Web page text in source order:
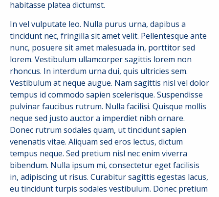
habitasse platea dictumst.
In vel vulputate leo. Nulla purus urna, dapibus a
tincidunt nec, fringilla sit amet velit. Pellentesque ante
nunc, posuere sit amet malesuada in, porttitor sed
lorem. Vestibulum ullamcorper sagittis lorem non
rhoncus. In interdum urna dui, quis ultricies sem.
Vestibulum at neque augue. Nam sagittis nisl vel dolor
tempus id commodo sapien scelerisque. Suspendisse
pulvinar faucibus rutrum. Nulla facilisi. Quisque mollis
neque sed justo auctor a imperdiet nibh ornare.
Donec rutrum sodales quam, ut tincidunt sapien
venenatis vitae. Aliquam sed eros lectus, dictum
tempus neque. Sed pretium nisl nec enim viverra
bibendum. Nulla ipsum mi, consectetur eget facilisis
in, adipiscing ut risus. Curabitur sagittis egestas lacus,
eu tincidunt turpis sodales vestibulum. Donec pretium